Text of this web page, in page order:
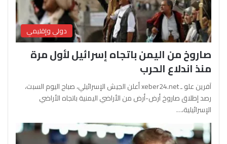
دولي وإقليمي
صاروخ من اليمن باتجاه إسرائيل لأول مرة
منذ اندلاع الحرب
آفرين علو ـ xeber24.net أعلن الجيش الإسرائيلي، صباح اليوم السبت،
رصد إطلاق صاروخ أرض-أرض من الأراضي اليمنية باتجاه الأراضي
الإسرائيلية،…